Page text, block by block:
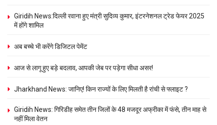
Giridih News:दिल्ली रवाना हुए मंत्री सुदिव्य कुमार, इंटरनेशनल ट्रेड फेयर 2025
में होंगे शामिल
अब बच्चे भी करेंगे डिजिटल पेमेंट
आज से लागू हुए बड़े बदलाव, आपकी जेब पर पड़ेगा सीधा असर!
Jharkhand News: जानिए! किन राज्यों के लिए मिलती है रांची से फ्लाइट ?
Giridih News: गिरिडीह समेत तीन जिलों के 48 मजदूर अफ्रीका में फंसे, तीन माह से
नहीं मिला वेतन